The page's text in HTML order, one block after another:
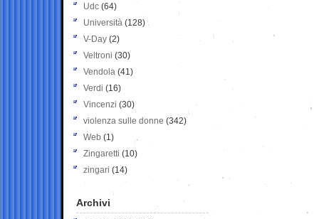
Udc (64)
Università (128)
V-Day (2)
Veltroni (30)
Vendola (41)
Verdi (16)
Vincenzi (30)
violenza sulle donne (342)
Web (1)
Zingaretti (10)
zingari (14)
Archivi